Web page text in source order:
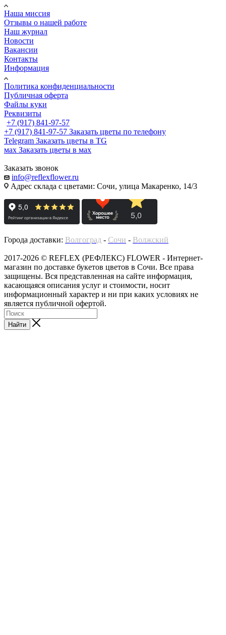
Наша миссия
Отзывы о нашей работе
Наш журнал
Новости
Вакансии
Контакты
Информация
Политика конфиденциальности
Публичная оферта
Файлы куки
Реквизиты
+7 (917) 841-97-57
+7 (917) 841-97-57 Заказать цветы по телефону
Telegram Заказать цветы в TG
мах Заказать цветы в мах
Заказать звонок
info@reflexflower.ru
Адрес склада с цветами: Сочи, улица Макаренко, 14/3
Города доставки: Волгоград - Сочи - Волжский
2017-2026 © REFLEX (РЕФЛЕКС) FLOWER - Интернет-
магазин по доставке букетов цветов в Сочи. Все права
защищены. Вся представленная на сайте информация,
касающаяся описания услуг и стоимости, носит
информационный характер и ни при каких условиях не
является публичной офертой.
Найти